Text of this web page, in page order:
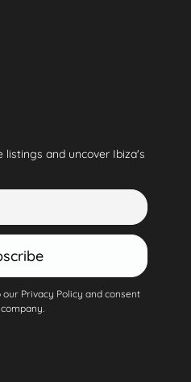
listings and uncover Ibiza's
Privacy Policy and consent